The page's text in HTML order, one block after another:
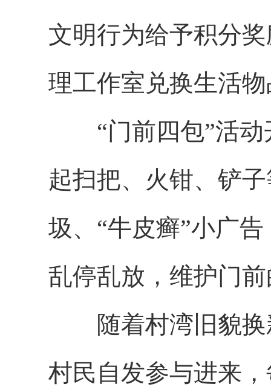
文明行为给予积分
理工作室兑换生活
“门前四包”活动
起扫把、火钳、铲
圾、“牛皮癣”小广
乱停乱放，维护门
随着村湾旧貌换
村民自发参与进来